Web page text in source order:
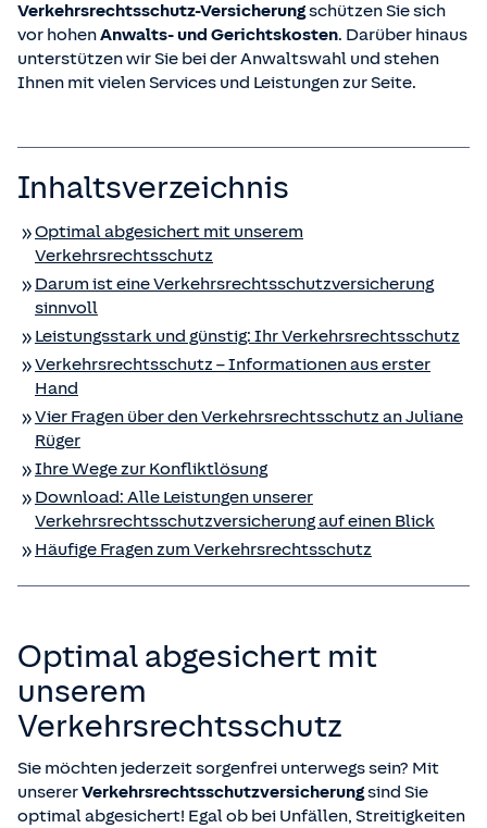
Verkehrsrechtsschutz-Versicherungschützen Sie sich
vor hohenAnwalts- und Gerichtskosten. Darüber hinaus
unterstützen wir Sie bei der Anwaltswahl und stehen
Ihnen mit vielen Services und Leistungen zur Seite.
Inhaltsverzeichnis
Optimal abgesichert mit unserem
Verkehrsrechtsschutz
Darum ist eine Verkehrsrechtsschutz­versicherung
sinnvoll
Leistungsstark und günstig: Ihr Verkehrsrechtsschutz
Verkehrsrechtsschutz – Informationen aus erster
Hand
Vier Fragen über den Verkehrsrechtsschutz an Juliane
Rüger
Ihre Wege zur Konfliktlösung
Download: Alle Leistungen unserer
Verkehrsrechtsschutz­versicherung auf einen Blick
Häufige Fragen zum Verkehrsrechtsschutz
Optimal abgesichert mit
unserem
Verkehrsrechtsschutz
Sie möchten jederzeit sorgenfrei unterwegs sein? Mit
unsererVerkehrsrechtsschutzversicherungsind Sie
optimal abgesichert! Egal ob bei Unfällen, Streitigkeiten